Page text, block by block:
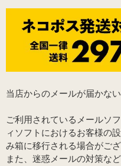
当店からのメールが届かない
ご利用されているメールソ
ィソフトにおけるお客様の
み箱に移行される場合がござ
また、迷惑メールの対策な